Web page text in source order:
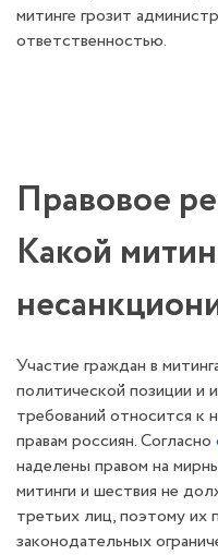
митинге грозит
ответственностью.
Правовое
Какой
Участие граждан в
политической позиции и
требований относится
правам россиян. Согласно
наделены правом на
митинги и шествия не
третьих лиц, поэтому их
законодательных